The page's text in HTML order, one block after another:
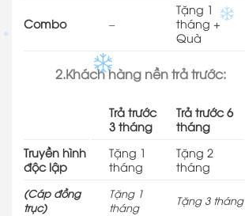
Combo –
Tặng 1
tháng +
Quà
2.Khách hàng nền trả trước:
Trả trước
3 tháng
Trả trước 6
tháng
Truyền hình
độc lập
Tặng 1
tháng
Tặng 2
tháng
(Cáp đồng
trục)
Tặng 1
tháng
Tặng 3 tháng
✽ ✽